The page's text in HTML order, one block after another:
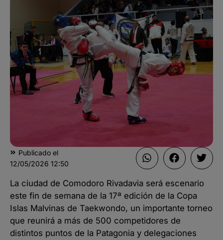
Publicado el
12/05/2026 12:50
La ciudad de Comodoro Rivadavia será escenario
este fin de semana de la 17ª edición de la Copa
Islas Malvinas de Taekwondo, un importante torneo
que reunirá a más de 500 competidores de
distintos puntos de la Patagonia y delegaciones